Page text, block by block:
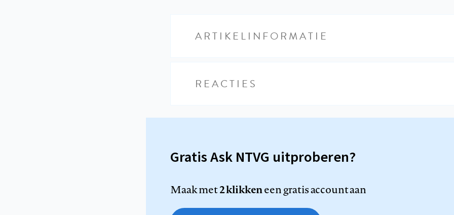
ARTIKELINFORMATIE
REACTIES
Gratis Ask NTVG uitproberen?
Maak met2 klikkeneen gratis account aan